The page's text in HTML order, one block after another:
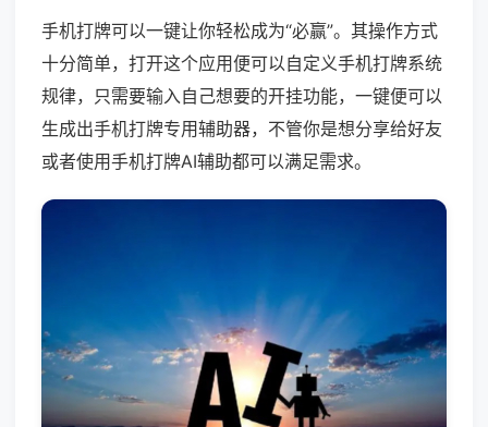
手机打牌可以一键让你轻松成为“必赢”。其操作方式
十分简单，打开这个应用便可以自定义手机打牌系统
规律，只需要输入自己想要的开挂功能，一键便可以
生成出手机打牌专用辅助器，不管你是想分享给好友
或者使用手机打牌AI辅助都可以满足需求。